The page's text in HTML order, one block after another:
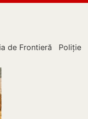
de Frontieră Poliție